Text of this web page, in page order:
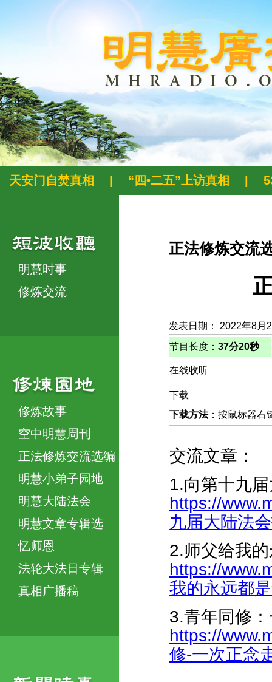
天安门自焚真相 “四•二五”上访真相
明慧时事
修炼交流
修炼故事
空中明慧周刊
正法修炼交流选编
明慧小弟子园地
明慧大陆法会
明慧文章专辑选
忆师恩
法轮大法日专辑
真相广播稿
正法修炼交流
发表日期： 2022年8月
节目长度： 37分20秒
在线收听
下载
下载方法：按鼠标器右
交流文章：
1.向第十九
https://
九届大陆法
2.师父给我
https://
我的永远都
3.青年同修
https://
修-一次正念